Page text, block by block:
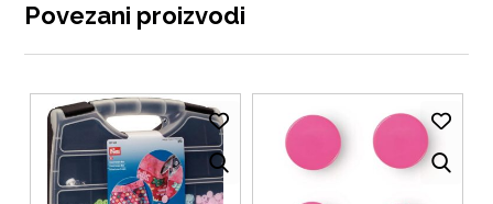
Povezani proizvodi